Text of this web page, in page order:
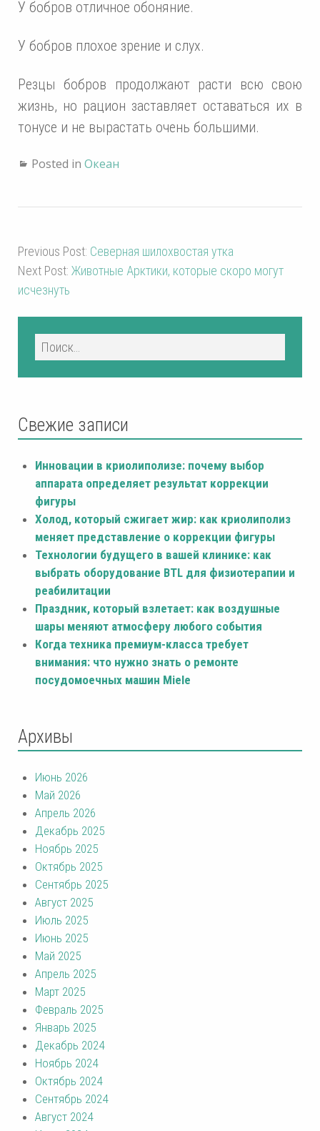
У бобров отличное обоняние.
У бобров плохое зрение и слух.
Резцы бобров продолжают расти всю свою
жизнь, но рацион заставляет оставаться их в
тонусе и не вырастать очень большими.
Posted in Океан
Previous Post: Северная шилохвостая утка
Next Post: Животные Арктики, которые скоро могут
исчезнуть
Свежие записи
Инновации в криолиполизе: почему выбор
аппарата определяет результат коррекции
фигуры
Холод, который сжигает жир: как криолиполиз
меняет представление о коррекции фигуры
Технологии будущего в вашей клинике: как
выбрать оборудование BTL для физиотерапии и
реабилитации
Праздник, который взлетает: как воздушные
шары меняют атмосферу любого события
Когда техника премиум-класса требует
внимания: что нужно знать о ремонте
посудомоечных машин Miele
Архивы
Июнь 2026
Май 2026
Апрель 2026
Декабрь 2025
Ноябрь 2025
Октябрь 2025
Сентябрь 2025
Август 2025
Июль 2025
Июнь 2025
Май 2025
Апрель 2025
Март 2025
Февраль 2025
Январь 2025
Декабрь 2024
Ноябрь 2024
Октябрь 2024
Сентябрь 2024
Август 2024